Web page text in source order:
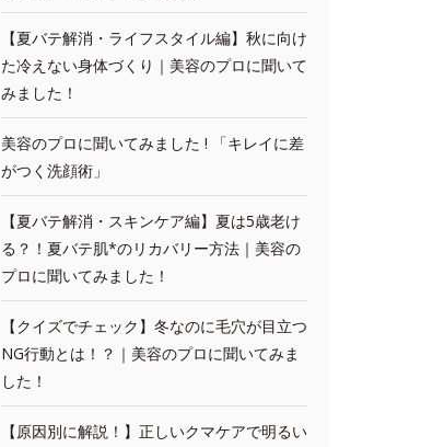
【夏バテ解消・ライフスタイル編】秋に向け
た冷えない身体づくり｜美容のプロに聞いて
みました！
美容のプロに聞いてみました ! 「キレイに差
がつく洗顔術」
【夏バテ解消・スキンケア編】夏は5歳老け
る？！夏バテ肌*のリカバリー方法｜美容の
プロに聞いてみました！
【クイズでチェック】冬なのに毛穴が目立つ
NG行動とは！？｜美容のプロに聞いてみま
した！
【原因別に解説！】正しいクマケアで明るい